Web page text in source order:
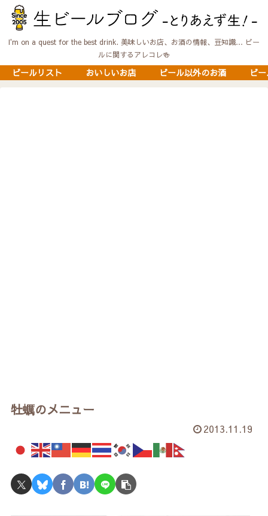
I'm on a quest for the best drink. 美味しいお店、お酒の情報、豆知識… ビー
ルに関するアレコレ🍻
ビールリスト おいしいお店 ビール以外のお酒 ビ
牡蠣のメニュー
2013.11.19